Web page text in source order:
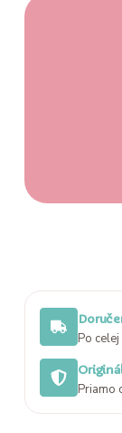
Po
Priamo